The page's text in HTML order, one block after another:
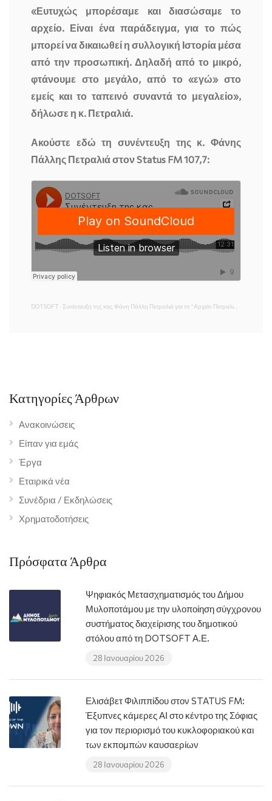
«Ευτυχώς μπορέσαμε και διασώσαμε το
αρχείο. Είναι ένα παράδειγμα, για το πώς
μπορεί να δικαιωθεί η συλλογική Ιστορία μέσα
από την προσωπική. Δηλαδή από το μικρό,
φτάνουμε στο μεγάλο, από το «εγώ» στο
εμείς και το ταπεινό συναντά το μεγαλείο»,
δήλωσε η κ. Πετραλιά.
Ακούστε εδώ τη συνέντευξη της κ. Φάνης
Πάλλης Πετραλιά στον Status FM 107,7:
DOTSOFT Συνέντευξη της κας Φάνη Πάλλη Πετραλιά για το “Αρχείο Πετραλιά” | Status FM 107,7
Κατηγορίες Άρθρων
Ανακοινώσεις
Είπαν για εμάς
Έργα
Εταιρικά νέα
Συνέδρια / Εκδηλώσεις
Χρηματοδοτήσεις
Πρόσφατα Άρθρα
Ψηφιακός Μετασχηματισμός του Δήμου
Μυλοποτάμου με την υλοποίηση σύγχρονου
συστήματος διαχείρισης του δημοτικού
στόλου από τη DOTSOFT Α.Ε.
28 Ιανουαρίου 2026
Ελισάβετ Φιλιππίδου στον STATUS FM:
Έξυπνες κάμερες ΑΙ στο κέντρο της Σόφιας
για τον περιορισμό του κυκλοφοριακού και
των εκπομπών καυσαερίων
28 Ιανουαρίου 2026